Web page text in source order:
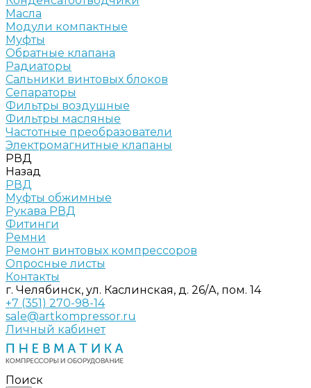
Масла
Модули компактные
Муфты
Обратные клапана
Радиаторы
Сальники винтовых блоков
Сепараторы
Фильтры воздушные
Фильтры масляные
Частотные преобразователи
Электромагнитные клапаны
РВД
Назад
РВД
Муфты обжимные
Рукава РВД
Фитинги
Ремни
Ремонт винтовых компрессоров
Опросные листы
Контакты
г. Челябинск, ул. Каслинская, д. 26/А, пом. 14
+7 (351) 270-98-14
sale@artkompressor.ru
Личный кабинет
Поиск